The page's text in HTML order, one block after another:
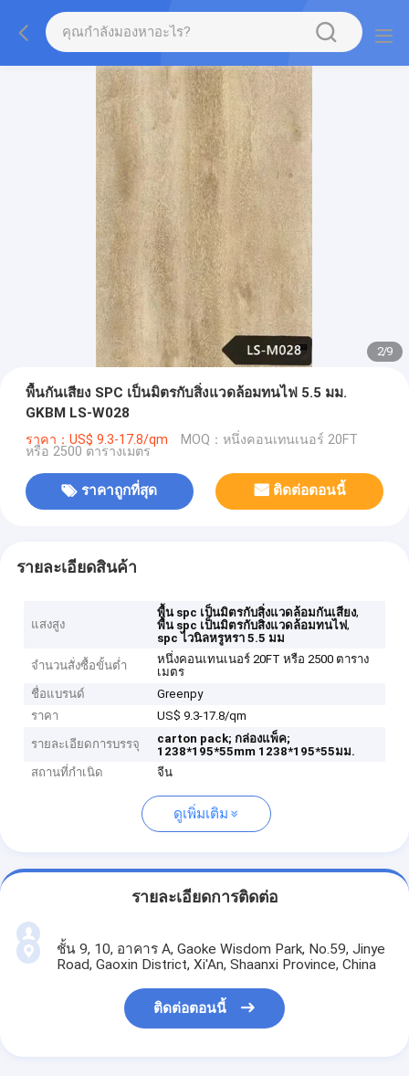
2/9
พื้นกันเสียง SPC เป็นมิตรกับสิ่งแวดล้อมทนไฟ 5.5 มม.
GKBM LS-W028
ราคา：US$ 9.3-17.8/qm MOQ：หนึ่งคอนเทนเนอร์ 20FT
หรือ 2500 ตารางเมตร
ราคาถูกที่สุด ติดต่อตอนนี้
รายละเอียดสินค้า
แสงสูง
พื้น spc เป็นมิตรกับสิ่งแวดล้อมกันเสียง,
พื้น spc เป็นมิตรกับสิ่งแวดล้อมทนไฟ,
spc ไวนิลหรูหรา 5.5 มม
จำนวนสั่งซื้อขั้นต่ำ
หนึ่งคอนเทนเนอร์ 20FT หรือ 2500 ตาราง
เมตร
ชื่อแบรนด์
Greenpy
ราคา
US$ 9.3-17.8/qm
รายละเอียดการบรรจุ carton pack; กล่องแพ็ค;
1238*195*55mm 1238*195*55มม.
สถานที่กำเนิด
จีน
ดูเพิ่มเติม
รายละเอียดการติดต่อ
ชั้น 9, 10, อาคาร A, Gaoke Wisdom Park, No.59, Jinye
Road, Gaoxin District, Xi'An, Shaanxi Province, China
ติดต่อตอนนี้